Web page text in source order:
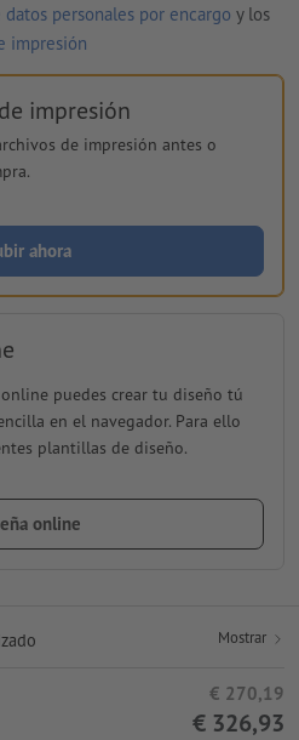
personales por encargo y los
impresión
impresión
de impresión antes o
ahora
puedes crear tu diseño tú
en el navegador. Para ello
plantillas de diseño.
online
Mostrar
€ 270,19
€ 326,93